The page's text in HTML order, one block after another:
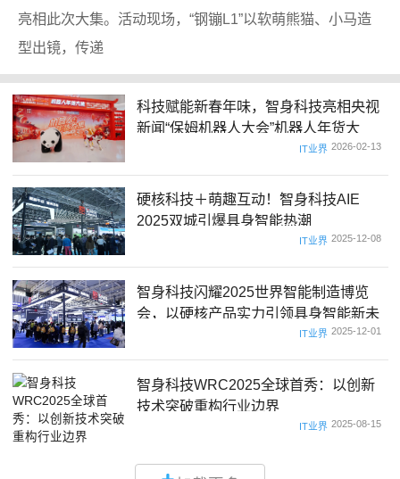
亮相此次大集。活动现场，“钢镚L1”以软萌熊猫、小马造
型出镜，传递
科技赋能新春年味，智身科技亮相央视
新闻“保姆机器人大会”机器人年货大
IT业界 2026-02-13
硬核科技＋萌趣互动！智身科技AIE
2025双城引爆具身智能热潮
IT业界 2025-12-08
智身科技闪耀2025世界智能制造博览
会，以硬核产品实力引领具身智能新未
IT业界 2025-12-01
智身科技WRC2025全球首秀：以创新
技术突破重构行业边界
IT业界 2025-08-15